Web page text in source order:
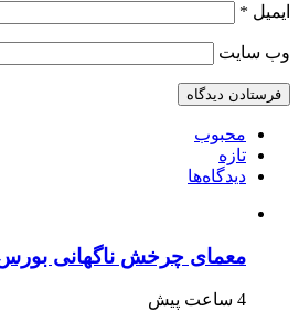
ایمیل *
وب‌ سایت
محبوب
تازه
دیدگاه‌ها
معمای چرخش ناگهانی
4 ساعت پیش